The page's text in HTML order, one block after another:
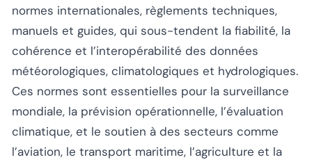
normes internationales, règlements techniques,
manuels et guides, qui sous-tendent la fiabilité, la
cohérence et l’interopérabilité des données
météorologiques, climatologiques et hydrologiques.
Ces normes sont essentielles pour la surveillance
mondiale, la prévision opérationnelle, l’évaluation
climatique, et le soutien à des secteurs comme
l’aviation, le transport maritime, l’agriculture et la